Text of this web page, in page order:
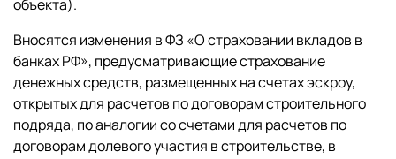
объекта).
Вносятся изменения в ФЗ «О страховании вкладов в
банках РФ», предусматривающие страхование
денежных средств, размещенных на счетах эскроу,
открытых для расчетов по договорам строительного
подряда, по аналогии со счетами для расчетов по
договорам долевого участия в строительстве, в